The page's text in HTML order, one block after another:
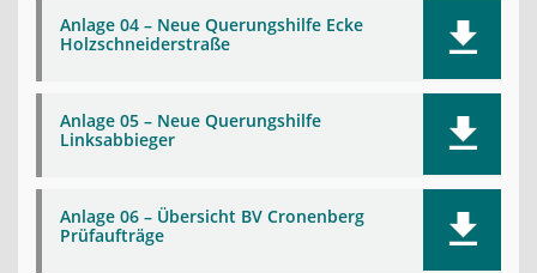
Anlage 04 – Neue Querungshilfe Ecke
Holzschneiderstraße
Anlage 05 – Neue Querungshilfe
Linksabbieger
Anlage 06 – Übersicht BV Cronenberg
Prüfaufträge